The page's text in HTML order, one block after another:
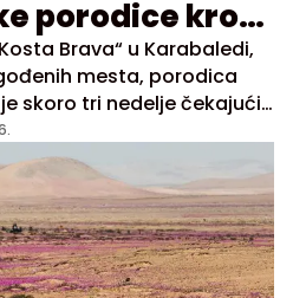
porodice kroz
Brava“ u Karabaledi,
mesta, porodica
skoro tri nedelje čekajući
želi da dočeka